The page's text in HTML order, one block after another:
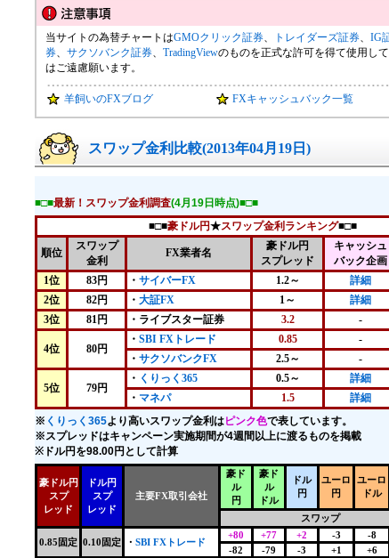
当サイトの為替チャートはGMOクリック証券、 トレイダーズ証券、 IG
券、 サクソバンク証券、 TradingViewのものを正式な許可を得て使用し
はご遠慮願います。
羊飼いのFXブログ FXキャッシュバック一覧
スワップ金利比較(2013年04月19日)
■□■最新！スワップ金利調査(4月19日時点)■□■
■□■豪ドル円★スワップ金利ランキング■□■
順位
スワップ
金利
FX業者名
豪ドル円
スプレッド
キャッシュ
バック企画
1位
83円 ・ サイバーFX 1.2～ 詳細
2位
82円 ・ 大証FX 1～ 詳細
3位
81円 ・ライブスター証券 3.2 -
4位 80円
・ SBI FXトレード 0.85 -
・ サクソバンクFX 2.5～ -
5位 79円
・ くりっく365 0.5～ 詳細
・ マネパ 1.5 詳細
※ くりっく365より高いスワップ金利はピンク色で表しています。
※スプレッドはキャンペーン実施期間が4週間以上に渡るものを掲載
※ドル円を98.00円として計算
豪ドル円
スプ
レッド
ドル円
スプ
レッド
主要FX取引会社
豪ド
ル
円
豪ド
ル
ドル
ドル
円
ユーロ
円
ユーロ
ドル
スワップ
0.85固定 0.10固定 ・ SBI FXトレード
+80 +77 +2 -3 -8
-82 -79 -3 +1 +6